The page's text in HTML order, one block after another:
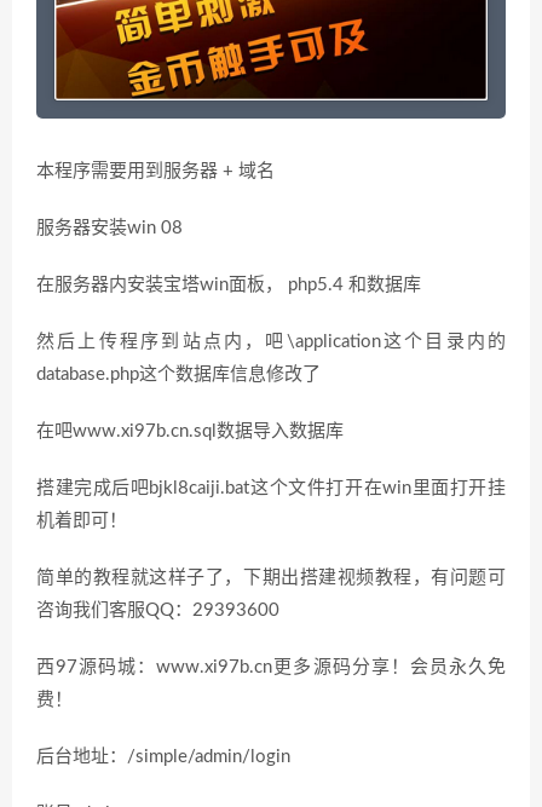
本程序需要用到服务器 + 域名
服务器安装win 08
在服务器内安装宝塔win面板， php5.4 和数据库
然后上传程序到站点内，吧\application这个目录内的
database.php这个数据库信息修改了
在吧www.xi97b.cn.sql数据导入数据库
搭建完成后吧bjkl8caiji.bat这个文件打开在win里面打开挂
机着即可！
简单的教程就这样子了，下期出搭建视频教程，有问题可
咨询我们客服QQ：29393600
西97源码城：www.xi97b.cn更多源码分享！会员永久免
费！
后台地址：/simple/admin/login